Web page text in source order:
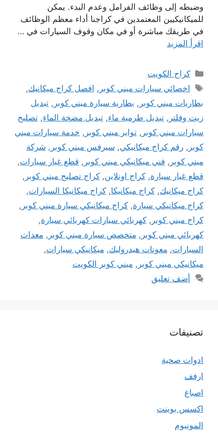
وضبطه إلى وظائف الفرامل وعدم البدء. يمكن
للميكانيكيين المعتمدين في كراجنا أداء معظم الوظائف
في طريقك مباشرة أو في مكان وقوف السيارات في …
اقرأ المزيد
التصنيفات
كراج الكويت
الوسوم
اخصائي سيارات ميني كوبر , افصل كراج ميكانيك,
بطاريات ميني كوبر , بطارية سيارة ميني كوبر , تبديل
زيت وفلتر , تبديل طرمية ماء, تبديل مضخة الماء, تصليح
سيارات ميني كوبر , تواير ميني كوبر , خدمة سيارات ميني
كوبر , رقم كراج ميكانيكي, سيرفس ميني كوبر , شركة
ميني كوبر , فني ميكانيكي ميني كوبر , قطع غيار سيارات,
قطع غيار سيارة, كراج اونلاين, كراج تصليح ميني كوبر ,
كراج ميكانيك, كراج ميكانيكا, كراج ميكانيكا السيارات,
كراج ميكانيكي سيارة, كراج ميكانيكي سيارة ميني كوبر ,
كراج ميني كوبر , كهربائي سيارات كهربائي سيارة,
كهربائي ميني كوبر , متخصص سيارة ميني كوبر , معدات
السيارات, معونات هيدروليك, ميكانيكي سيارات,
ميكانيكي ميني كوبر , ميني كوبر الكويت
أضف تعليق
تصنيفات
ادوات صحية
ارفف
اصباغ
اكسس بوينت
المونيوم